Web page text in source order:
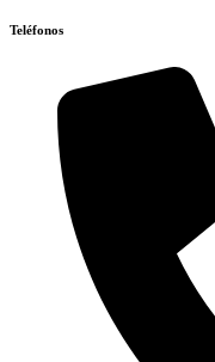
Teléfonos